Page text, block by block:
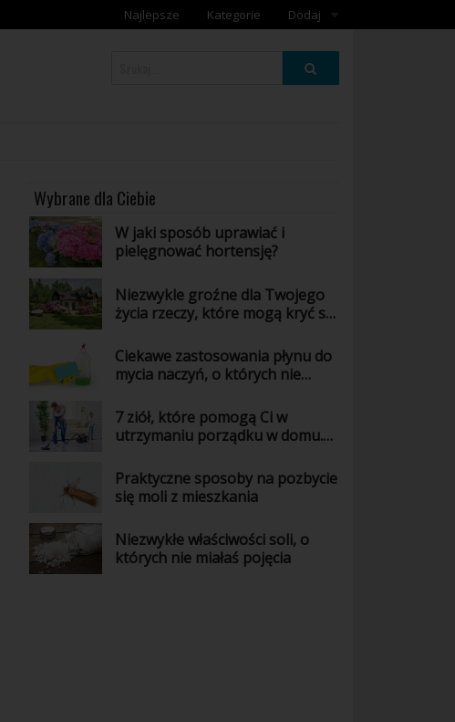
Najlepsze Kategorie
Dodaj
Dodaj artykuł
Wybrane dla Ciebie
W jaki sposób uprawiać i
pielęgnować hortensję?
Niezwykle groźne dla Twojego
życia rzeczy, które mogą kryć się
Ciekawe zastosowania płynu do
mycia naczyń, o których nie
7 ziół, które pomogą Ci w
utrzymaniu porządku w domu.
Praktyczne sposoby na pozbycie
się moli z mieszkania
Niezwykłe właściwości soli, o
których nie miałaś pojęcia